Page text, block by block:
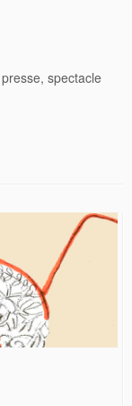
spectacle